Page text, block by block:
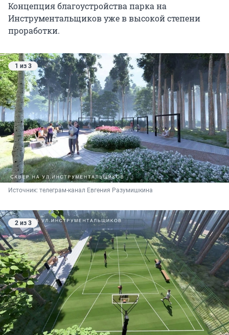
Концепция благоустройства парка на
Инструментальщиков уже в высокой степени
проработки.
1 из 3
Источник: телеграм-канал Евгения Разумишкина
2 из 3